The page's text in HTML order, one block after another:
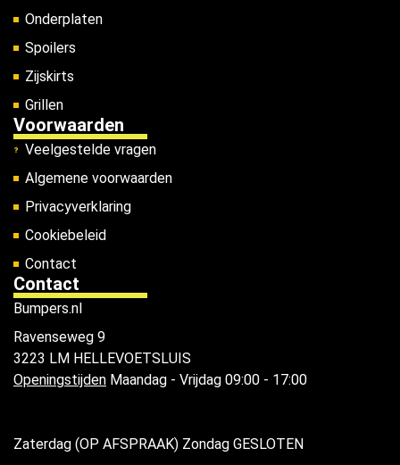
Onderplaten
Spoilers
Zijskirts
Grillen
Voorwaarden
Veelgestelde vragen
Algemene voorwaarden
Privacyverklaring
Cookiebeleid
Contact
Contact
Bumpers.nl
Ravenseweg 9
3223 LM HELLEVOETSLUIS
Openingstijden Maandag - Vrijdag 09:00 - 17:00
Zaterdag (OP AFSPRAAK) Zondag GESLOTEN